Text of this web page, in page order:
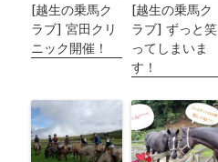
[越生の乗馬ク
ラブ] 宮田クリ
ニック開催！
[越生の乗馬ク
ラブ] ずっと笑
ってしまいま
す！